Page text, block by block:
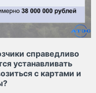
справедливо
устанавливать
с картами и